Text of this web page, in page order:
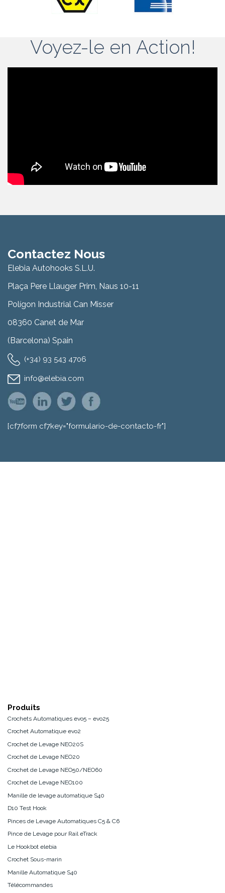
Voyez-le en Action!
Contactez Nous
Elebia Autohooks S.L.U.
Plaça Pere Llauger Prim, Naus 10-11
Polígon Industrial Can Misser
08360 Canet de Mar
(Barcelona) Spain
(+34) 93 543 4706
info@elebia.com
[cf7form cf7key="formulario-de-contacto-fr"]
Produits
Crochets Automatiques evo5 – evo25
Crochet Automatique evo2
Crochet de Levage NEO20S
Crochet de Levage NEO20
Crochet de Levage NEO50/NEO60
Crochet de Levage NEO100
Manille de levage automatique S40
D10 Test Hook
Pinces de Levage Automatiques C5 & C6
Pince de Levage pour Rail eTrack
Le Hookbot elebia
Crochet Sous-marin
Manille Automatique S40
Télécommandes